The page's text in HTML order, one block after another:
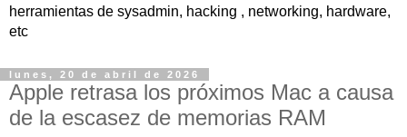
herramientas de sysadmin, hacking , networking, hardware,
etc
lunes, 20 de abril de 2026
Apple retrasa los próximos Mac a causa
de la escasez de memorias RAM